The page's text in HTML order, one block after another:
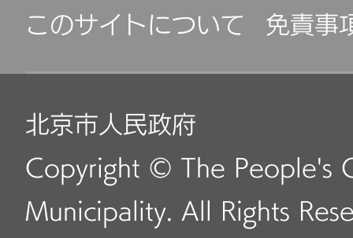
このサイトについて 免責事
北京市人民政府
Copyright © The People's
Municipality. All Rights